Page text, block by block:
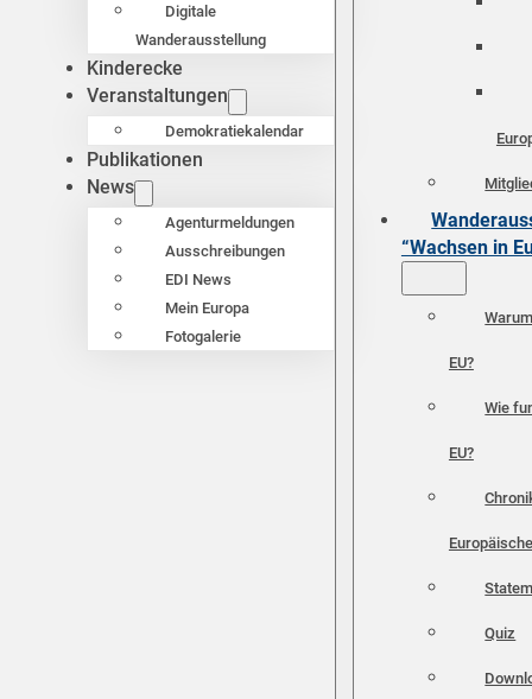
Digitale
Wanderausstellung
Kinderecke
Veranstaltungen
Demokratiekalendar
Publikationen
News
Agenturmeldungen
Ausschreibungen
EDI News
Mein Europa
Fotogalerie
“Wachsen in
EU?
Wie
EU?
Quiz